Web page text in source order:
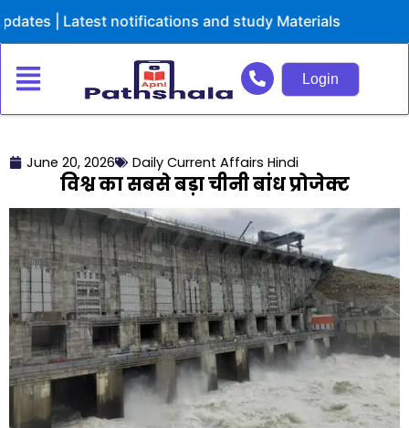
to
| Latest notifications and study Materials
Login
June 20, 2026 Daily Current Affairs Hindi
विश्व का सबसे बड़ा चीनी बांध प्रोजेक्ट